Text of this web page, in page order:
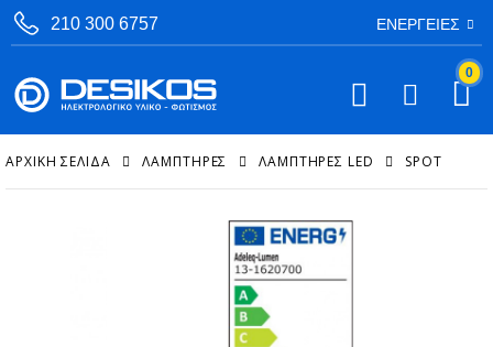
210 300 6757 ΕΝΈΡΓΕΙΕΣ
0
ΑΡΧΙΚΉ ΣΕΛΊΔΑ ΛΑΜΠΤΗΡΕΣ ΛΑΜΠΤΉΡΕΣ LED SPOT